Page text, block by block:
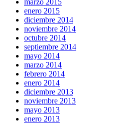
marzo 2015
enero 2015
diciembre 2014
noviembre 2014
octubre 2014
septiembre 2014
mayo 2014
marzo 2014
febrero 2014
enero 2014
diciembre 2013
noviembre 2013
mayo 2013
enero 2013